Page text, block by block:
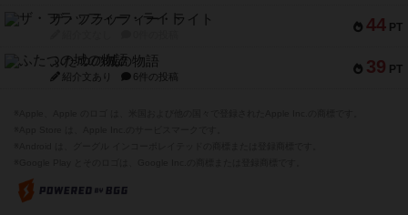
44 PT
ザ・フラッフィー・ライト
39 PT
ふたつの城の物語
紹介文あり 6件の投稿